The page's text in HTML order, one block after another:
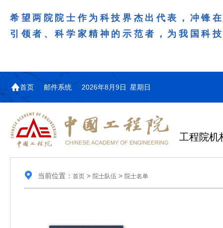
希望两院院士作为科技界杰出代表，冲锋
引领者、科学家精神的示范者，为我国科
首页 邮件系统 2026年8月9日 星期日
工程院机
当前位置： 首页> 院士队伍 > 院士名单